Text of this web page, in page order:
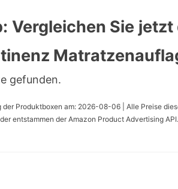
Vergleichen Sie
gefunden.
Produktboxen am: 2026-08-06 | Alle Preise
entstammen der Amazon Product Advertising API.